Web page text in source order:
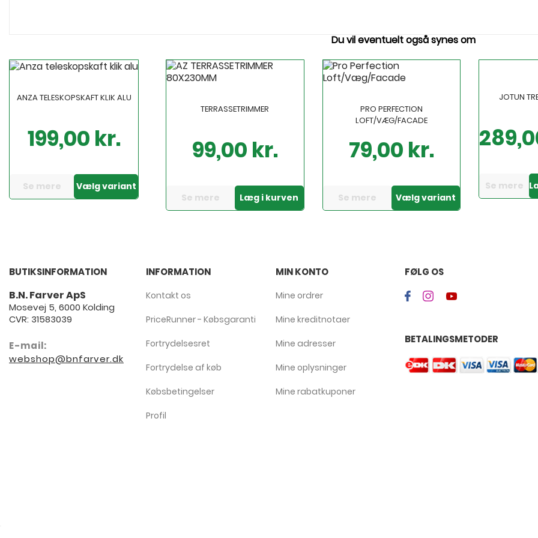
Du vil eventuelt også synes om
ANZA TELESKOPSKAFT KLIK ALU
199,00 kr.
Se mere Vælg variant
TERRASSETRIMMER
99,00 kr.
Se mere Læg i kurven
PRO PERFECTION
LOFT/VÆG/FACADE
79,00 kr.
Se mere Vælg variant
JOTUN
Pris
Se mere
BUTIKSINFORMATION
B.N. Farver ApS
Mosevej 5, 6000 Kolding
CVR: 31583039
E-mail:
webshop@bnfarver.dk
INFORMATION
Kontakt os
PriceRunner - Købsgaranti
Fortrydelsesret
Fortrydelse af køb
Købsbetingelser
Profil
MIN KONTO
Mine ordrer
Mine kreditnotaer
Mine adresser
Mine oplysninger
Mine rabatkuponer
FØLG OS
BETALINGSMETODER